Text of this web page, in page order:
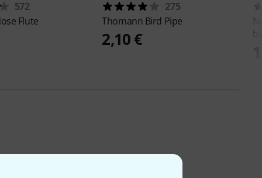
572
Flute
275
Thomann Bird Pipe
2,10 €